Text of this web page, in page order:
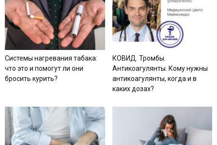
Системы нагревания табака:
что это и помогут ли они
бросить курить?
КОВИД. Тромбы.
Антикоагулянты. Кому нужны
антикоагулянты, когда и в
каких дозах?